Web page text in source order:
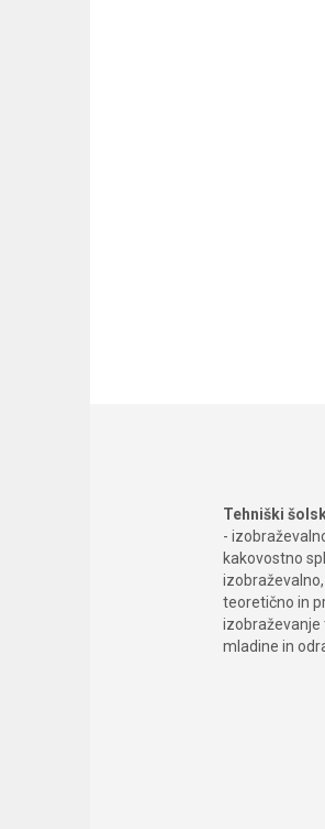
Tehniški
-
kakovostno
teoretično in
izobraževanje
mladine in